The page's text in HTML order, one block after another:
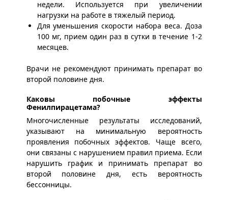
недели. Используется при увеличении
нагрузки на работе в тяжелый период.
Для уменьшения скорости набора веса. Доза
100 мг, прием один раз в сутки в течение 1-2
месяцев.
Врачи не рекомендуют принимать препарат во
второй половине дня.
Каковы побочные эффекты
Фенилпирацетама?
Многочисленные результаты исследований,
указывают на минимальную вероятность
проявления побочных эффектов. Чаще всего,
они связаны с нарушением правил приема. Если
нарушить график и принимать препарат во
второй половине дня, есть вероятность
бессонницы.